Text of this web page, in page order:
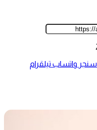
واتساب تيلقرام